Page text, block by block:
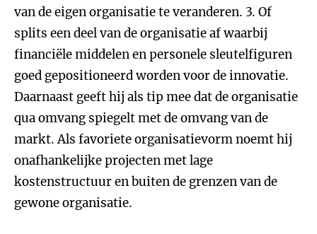
van de eigen organisatie te veranderen. 3. Of
splits een deel van de organisatie af waarbij
financiële middelen en personele sleutelfiguren
goed gepositioneerd worden voor de innovatie.
Daarnaast geeft hij als tip mee dat de organisatie
qua omvang spiegelt met de omvang van de
markt. Als favoriete organisatievorm noemt hij
onafhankelijke projecten met lage
kostenstructuur en buiten de grenzen van de
gewone organisatie.